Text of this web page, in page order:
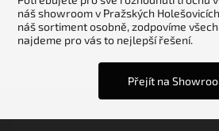
náš showroom v Pražských
náš sortiment osobně, zodpovíme
najdeme pro vás to nejlepší řešení.
Přejít na